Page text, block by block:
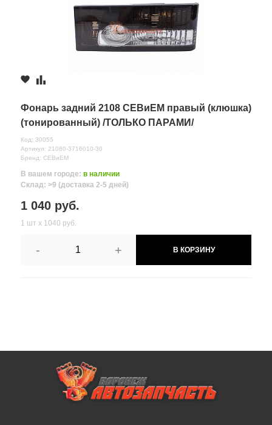
Фонарь задний 2108 СЕВиЕМ правый (клюшка)
(тонированный) /ТОЛЬКО ПАРАМИ/
Код: 30055
Артикул: 21080-3716010-30
Бренд: СЕВиЕМ
В вашем городе: в наличии
Склад: >9 (доставка 2-5 дней)
1 040 руб.
1 шт х 1040 руб.
- + В КОРЗИНУ